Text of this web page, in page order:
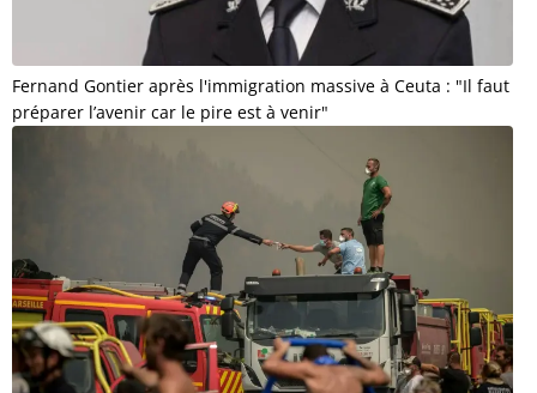
Fernand Gontier après l'immigration massive à Ceuta : "Il faut
préparer l’avenir car le pire est à venir"